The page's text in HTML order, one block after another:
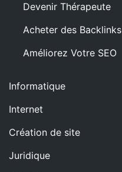
Devenir Thérapeute
Acheter des Backlinks
Améliorez Votre SEO
Informatique
Internet
Création de site
Juridique